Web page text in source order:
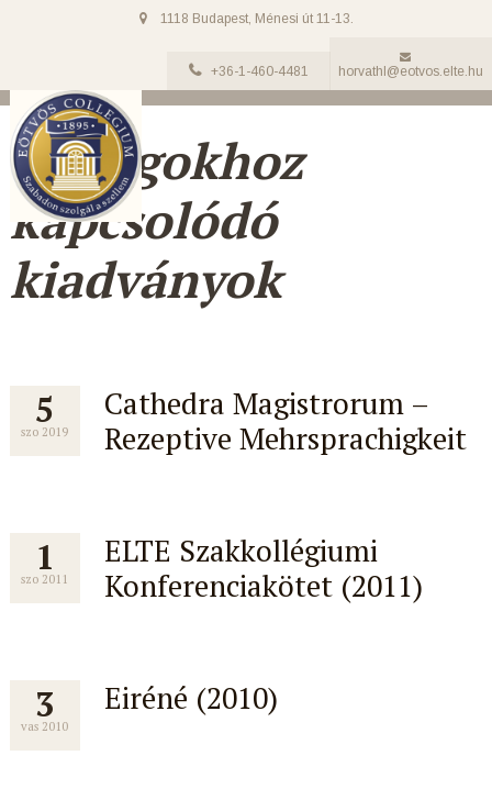
1118 Budapest, Ménesi út 11-13.
+36-1-460-4481 horvathl@eotvos.elte.hu
EC tagokhoz
kapcsolódó
kiadványok
5
szo 2019
Cathedra Magistrorum –
Rezeptive Mehrsprachigkeit
1
szo 2011
ELTE Szakkollégiumi
Konferenciakötet (2011)
3
vas 2010
Eiréné (2010)